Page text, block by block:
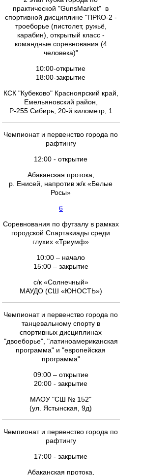
практической "GunsMarket" в
спортивной дисциплине "ПРКО-2 -
троеборье (пистолет, ружьё,
карабин), открытый класс -
командные соревнования (4
человека)"
10:00-открытие
18:00-закрытие
КСК "Кубеково" Красноярский край,
Емельяновский район,
Р-255 Сибирь, 20-й километр, 1
Чемпионат и первенство города по
рафтингу
12:00 - открытие
Абаканская протока,
р. Енисей, напротив ж/к «Белые
Росы»
6
Соревнования по футзалу в рамках
городской Спартакиады среди
глухих «Триумф»
10:00 – начало
15:00 – закрытие
с/к «Солнечный»
МАУДО (СШ «ЮНОСТЬ»)
Чемпионат и первенство города по
танцевальному спорту в
спортивных дисциплинах
"двоеборье", "латиноамериканская
программа" и "европейская
программа"
09:00 – открытие
20:00 - закрытие
МАОУ "СШ № 152"
(ул. Ястынская, 9д)
Чемпионат и первенство города по
рафтингу
17:00 - закрытие
Абаканская протока,